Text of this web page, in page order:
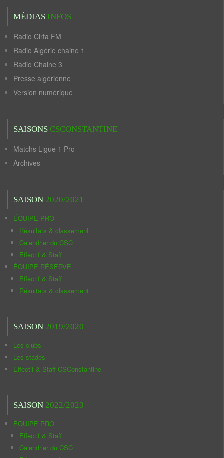
MÉDIAS INFOS
Radio Cirta FM
Radio Algérie chaine 1
Radio Chaine 3
Presse algérienne
Version numérique
SAISONS CSCONSTANTINE
Matchs Ligue 1 Pro
Archives
SAISON 2020/2021
ÉQUIPE PRO
Résultats & classement
Calendrier du CSC
Effectif & Staff
ÉQUIPE RÉSERVE
Effectif & Staff
Résultats & classement
SAISON 2019/2020
Les clubs
Les stades
Effectif & Staff CSConstantine
SAISON 2022/2023
ÉQUIPE PRO
Effectif & Staff
Calendrier du CSC